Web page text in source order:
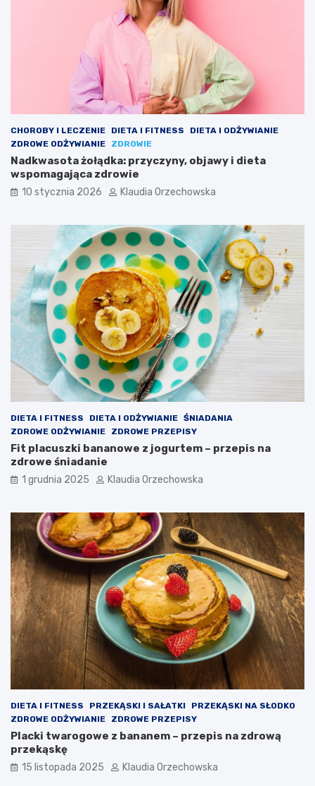
CHOROBY I LECZENIE DIETA I FITNESS
DIETA I ODŻYWIANIE
ZDROWE ODŻYWIANIE
ZDROWIE
Nadkwasota żołądka: przyczyny, objawy i dieta
wspomagająca zdrowie
10 stycznia 2026 Klaudia Orzechowska
DIETA I FITNESS DIETA I ODŻYWIANIE ŚNIADANIA
ZDROWE ODŻYWIANIE
ZDROWE PRZEPISY
Fit placuszki bananowe z jogurtem – przepis na
zdrowe śniadanie
1 grudnia 2025 Klaudia Orzechowska
DIETA I FITNESS PRZEKĄSKI I SAŁATKI
PRZEKĄSKI NA SŁODKO
ZDROWE ODŻYWIANIE
ZDROWE PRZEPISY
Placki twarogowe z bananem – przepis na zdrową
przekąskę
15 listopada 2025 Klaudia Orzechowska